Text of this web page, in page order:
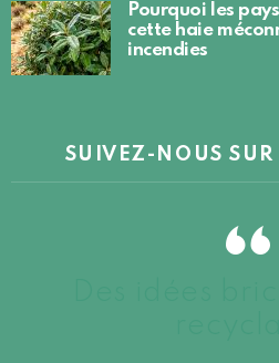
Pourquoi les
cette haie
incendies
SUIVEZ-NOUS SUR